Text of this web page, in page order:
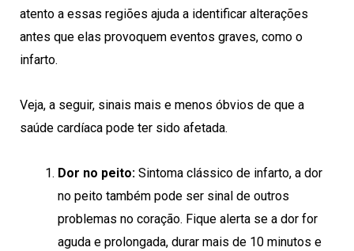
atento a essas regiões ajuda a identificar alterações
antes que elas provoquem eventos graves, como o
infarto.
Veja, a seguir, sinais mais e menos óbvios de que a
saúde cardíaca pode ter sido afetada.
Dor no peito: Sintoma clássico de infarto, a dor
no peito também pode ser sinal de outros
problemas no coração. Fique alerta se a dor for
aguda e prolongada, durar mais de 10 minutos e